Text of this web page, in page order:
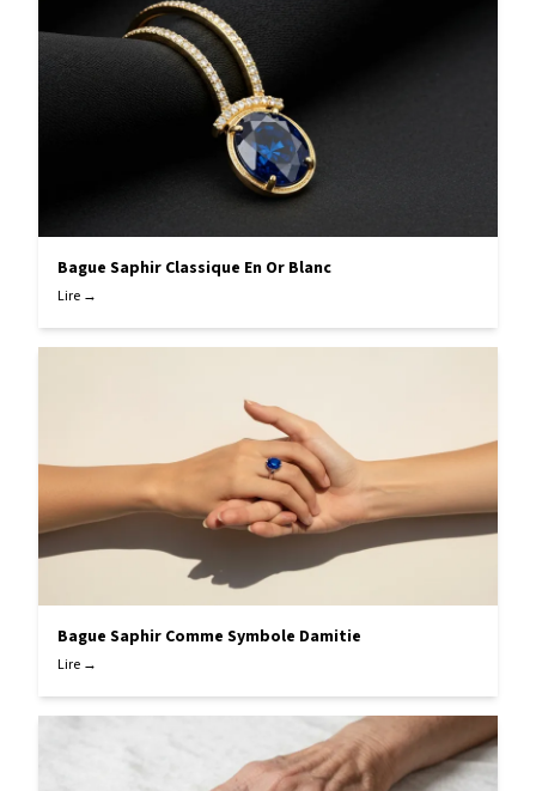
Bague Saphir Classique En Or Blanc
Lire →
Bague Saphir Comme Symbole Damitie
Lire →